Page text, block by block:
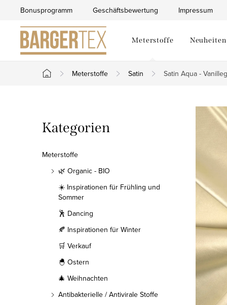
springen
Bonusprogramm Geschäftsbewertung Impressum
Meterstoffe Neuheiten
Startseite
Meterstoffe Satin Satin Aqua -
e
i
Kategorien
überspringen
Kategorien
Meterstoffe
🌿 Organic - BIO
☀️ Inspirationen für Frühling und
Sommer
🕺 Dancing
🍂 Inspirationen für Winter
🛒 Verkauf
🐣 Ostern
🎄 Weihnachten
Antibakterielle / Antivirale Stoffe